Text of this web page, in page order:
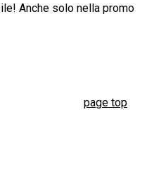
Anche solo nella promo
page top